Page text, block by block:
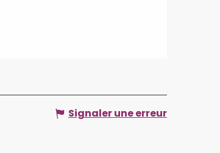
Signaler une erreur